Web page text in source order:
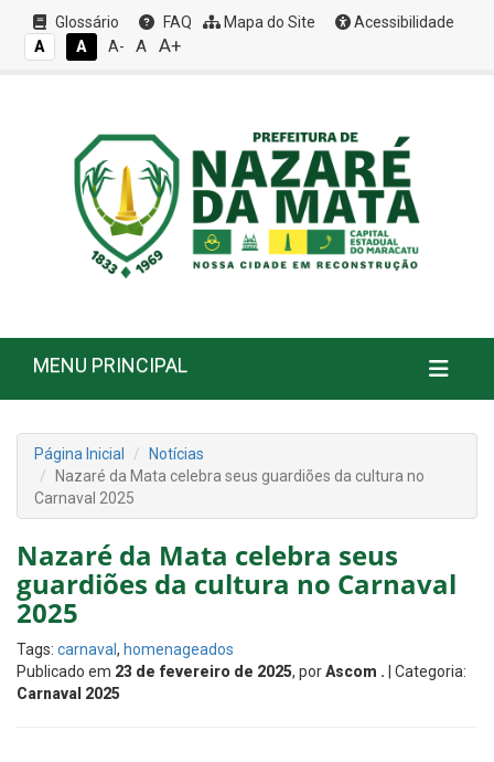
Glossário FAQ Mapa do Site
Acessibilidade
A
A A- A A+
MENU PRINCIPAL
Página Inicial
Notícias
Nazaré da Mata celebra seus guardiões da cultura no
Carnaval 2025
Nazaré da Mata celebra seus
guardiões da cultura no Carnaval
2025
Tags: carnaval , homenageados
Publicado em 23 de fevereiro de 2025, porAscom . | Categoria:
Carnaval 2025